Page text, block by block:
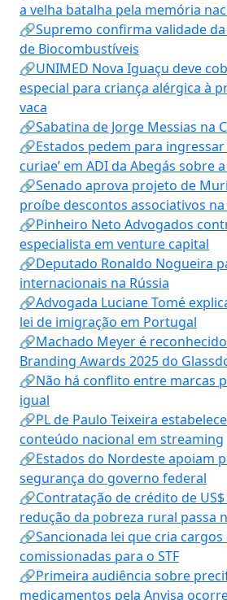
a velha batalha pela memória
🔗Supremo confirma validade
de Biocombustíveis
🔗UNIMED Nova Iguaçu deve
especial para criança alérgica à
vaca
🔗Sabatina de Jorge Messias na
🔗Estados pedem para ingressar
curiae’ em ADI da Abegás sobre
🔗Senado aprova projeto de
proíbe descontos associativos na
🔗Pinheiro Neto Advogados
especialista em venture capital
🔗Deputado Ronaldo Nogueira
internacionais na Rússia
🔗Advogada Luciane Tomé
lei de imigração em Portugal
🔗Machado Meyer é
Branding Awards 2025 do
🔗Não há conflito entre marcas
igual
🔗PL de Paulo Teixeira
conteúdo nacional em streaming
🔗Estados do Nordeste apoiam
segurança do governo federal
🔗Contratação de crédito de
redução da pobreza rural passa
🔗Sancionada lei que cria cargos
comissionadas para o STF
🔗Primeira audiência sobre
medicamentos pela Anvisa